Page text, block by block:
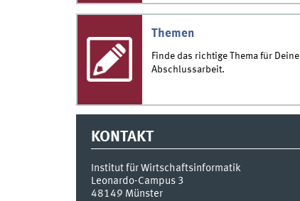
Themen
Finde das richtige Thema für Deine
Abschlussarbeit.
KONTAKT
Institut für Wirtschaftsinformatik
Leonardo-Campus 3
48149 Münster